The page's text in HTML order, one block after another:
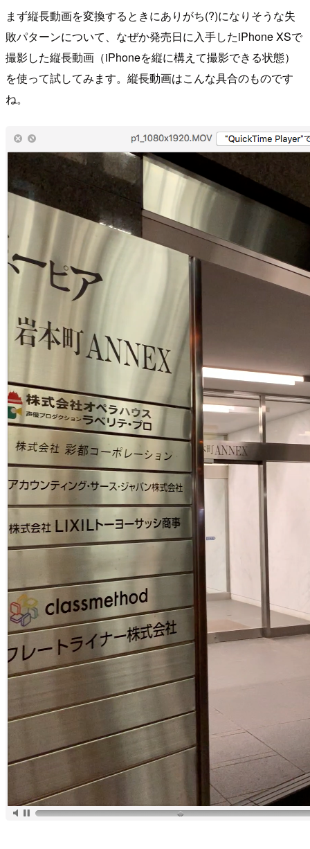
まず縦長動画を変換するときにありがち(?)になりそうな失
敗パターンについて、なぜか発売日に入手したiPhone XSで
撮影した縦長動画（iPhoneを縦に構えて撮影できる状態）
を使って試してみます。縦長動画はこんな具合のものです
ね。